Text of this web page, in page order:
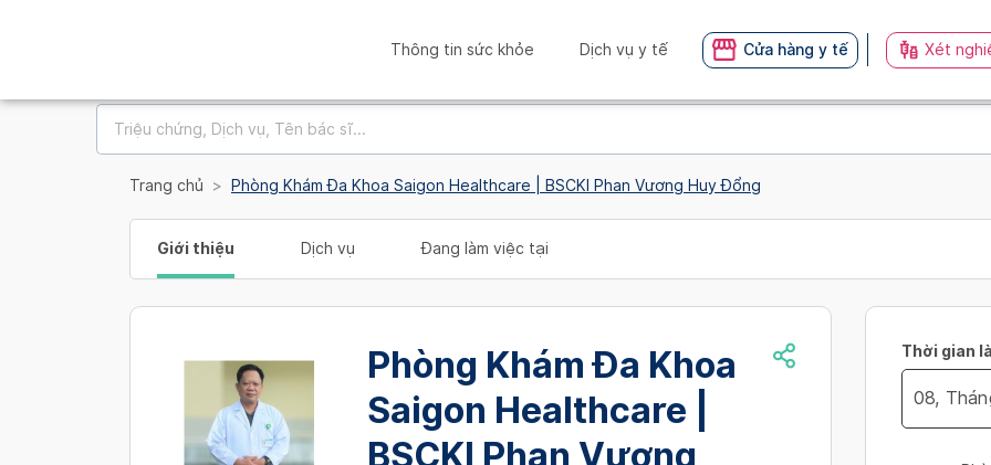
Thông tin sức khỏe Dịch vụ y tế Cửa hàng y tế Xét
Trang chủ Phòng Khám Đa Khoa Saigon Healthcare | BSCKI Phan Vương Huy Đổng
Giới thiệu Dịch vụ Đang làm việc tại
Phòng Khám Đa Khoa
Saigon Healthcare |
BSCKI Phan Vương
Thời gian
Navigate